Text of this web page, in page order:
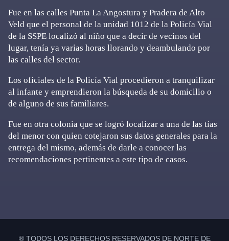
Fue en las calles Punta La Angostura y Pradera de Alto
Veld que el personal de la unidad 1012 de la Policía Vial
de la SSPE localizó al niño que a decir de vecinos del
lugar, tenía ya varias horas llorando y deambulando por
las calles del sector.
Los oficiales de la Policía Vial procedieron a tranquilizar
al infante y emprendieron la búsqueda de su domicilio o
de alguno de sus familiares.
Fue en otra colonia que se logró localizar a una de las tías
del menor con quien cotejaron sus datos generales para la
entrega del mismo, además de darle a conocer las
recomendaciones pertinentes a este tipo de casos.
® TODOS LOS DERECHOS RESERVADOS DE NORTE DE